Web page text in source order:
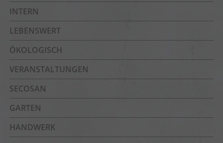
INTERN
LEBENSWERT
ÖKOLOGISCH
VERANSTALTUNGEN
SECOSAN
GARTEN
HANDWERK